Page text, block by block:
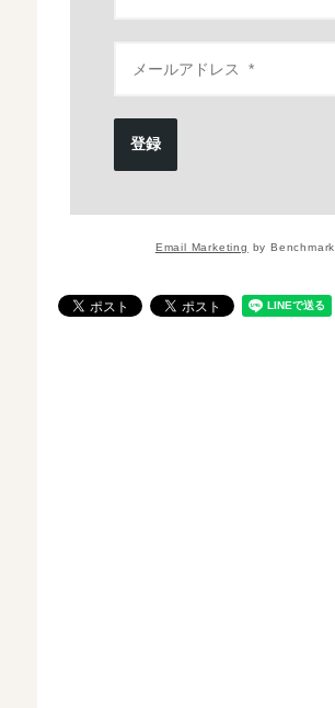
登録
Email Marketing by Benchmark